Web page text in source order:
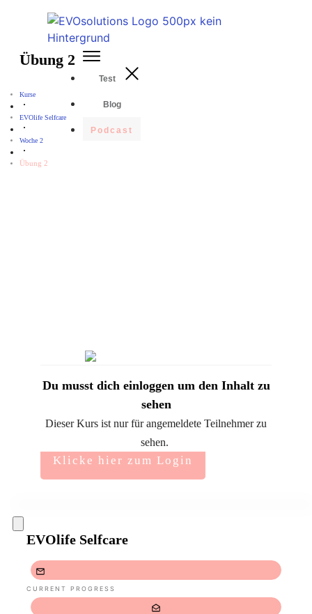
Test
Blog
Podcast
Übung 2
Kurse
EVOlife Selfcare
Woche 2
Übung 2
Du musst dich einloggen um den Inhalt zu
sehen
Dieser Kurs ist nur für angemeldete Teilnehmer zu
sehen.
Klicke hier zum Login
EVOlife Selfcare
CURRENT PROGRESS